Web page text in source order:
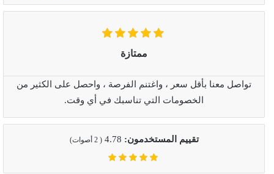
ممتازة
تواصل معنا بأقل سعر ، واغتنم الفرصة ، واحصل على الكثير من
الخصومات التي تناسبك في أي وقت.
تقييم المستخدمون: 4.78
(
2 أصوات)